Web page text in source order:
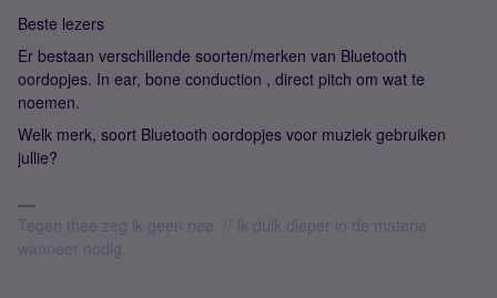
Beste lezers
Er bestaan verschillende soorten/merken van Bluetooth
oordopjes. In ear, bone conduction , direct pitch om wat te
noemen.
Welk merk, soort Bluetooth oordopjes voor muziek gebruiken
jullie?
Tegen thee zeg ik geen nee. // Ik duik dieper in de materie
wanneer nodig.